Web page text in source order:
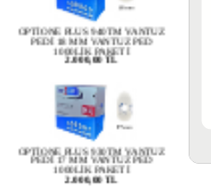
OPTİONE PLUS 940TM VANTUZ
PEDİ 18 MM VANTUZ PED
1000LİK PAKETİ
2.000,00 TL
OPTİONE PLUS 930TM VANTUZ
PEDİ 17 MM VANTUZ PED
1000LİK PAKETİ
2.000,00 TL